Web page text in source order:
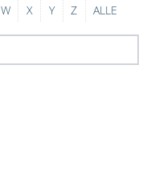
W X Y Z ALLE